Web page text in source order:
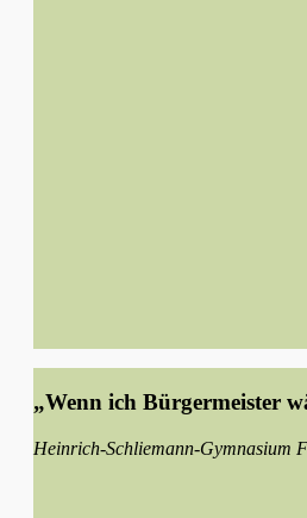
„Wenn ich Bürgermeister
Heinrich-Schliemann-Gymnasium